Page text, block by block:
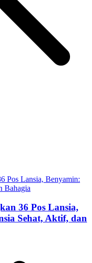
36 Pos Lansia,
Sehat, Aktif, dan